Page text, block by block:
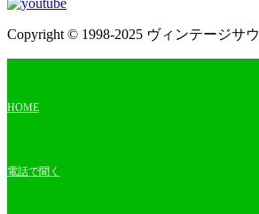
Copyright © 1998-2025 ヴィンテージサ
HOME
電話で聞く